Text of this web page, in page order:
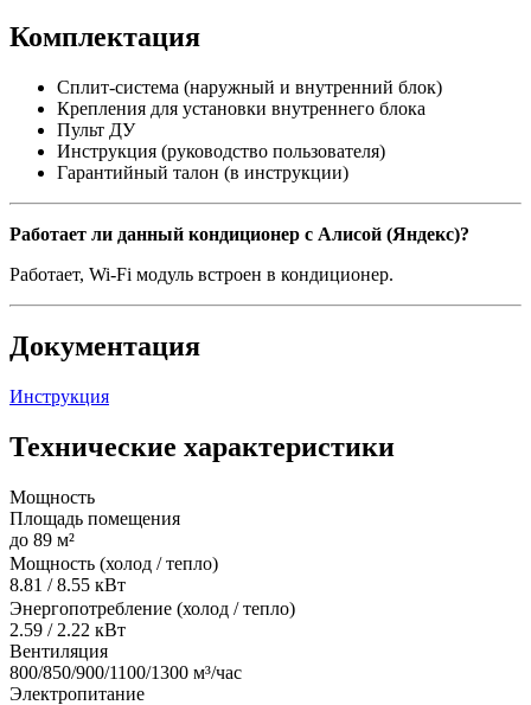
Комплектация
Сплит-система (наружный и внутренний блок)
Крепления для установки внутреннего блока
Пульт ДУ
Инструкция (руководство пользователя)
Гарантийный талон (в инструкции)
Работает ли данный кондиционер с Алисой (Яндекс)?
Работает, Wi-Fi модуль встроен в кондиционер.
Документация
Инструкция
Технические характеристики
Мощность
Площадь помещения
до 89 м²
Мощность (холод / тепло)
8.81 / 8.55 кВт
Энергопотребление (холод / тепло)
2.59 / 2.22 кВт
Вентиляция
800/850/900/1100/1300 м³/час
Электропитание